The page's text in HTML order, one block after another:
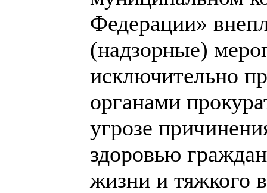
Федерации»
(надзорные)
исключительно
органами
угрозе
здоровью
жизни и тяжкого